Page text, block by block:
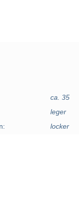
ca. 35
leger
locker